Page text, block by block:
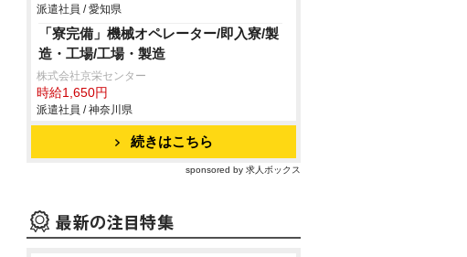
派遣社員 / 愛知県
「寮完備」機械オペレーター/即入寮/製
造・工場/工場・製造
株式会社京栄センター
時給1,650円
派遣社員 / 神奈川県
続きはこちら
sponsored by 求人ボックス